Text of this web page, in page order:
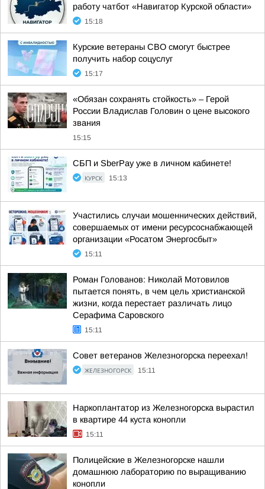
работу чатбот «Навигатор Курской области»
15:18
Курские ветераны СВО смогут быстрее
получить набор соцуслуг
15:17
«Обязан сохранять стойкость» – Герой
России Владислав Головин о цене высокого
звания
15:15
СБП и SberPay уже в личном кабинете!
КУРСК 15:13
Участились случаи мошеннических действий,
совершаемых от имени ресурсоснабжающей
организации «Росатом Энергосбыт»
15:11
Роман Голованов: Николай Мотовилов
пытается понять, в чем цель христианской
жизни, когда перестает различать лицо
Серафима Саровского
15:11
Совет ветеранов Железногорска переехал!
ЖЕЛЕЗНОГОРСК 15:11
Наркоплантатор из Железногорска вырастил
в квартире 44 куста конопли
15:11
Полицейские в Железногорске нашли
домашнюю лабораторию по выращиванию
конопли